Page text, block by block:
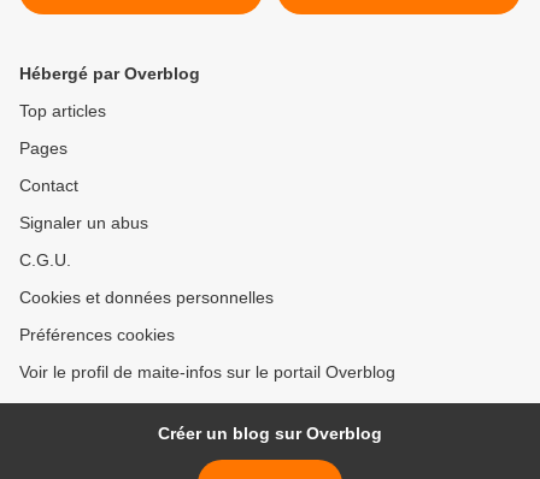
GOURMANDE LE
Hébergé par Overblog
Top articles
Pages
Contact
Signaler un abus
C.G.U.
Cookies et données personnelles
Préférences cookies
Voir le profil de maite-infos sur le portail Overblog
Créer un blog sur Overblog